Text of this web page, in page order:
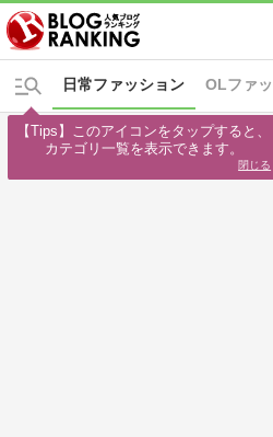
OLファ
日常ファッション
【Tips】このアイコンをタップすると、
カテゴリ一覧を表示できます。
閉じる